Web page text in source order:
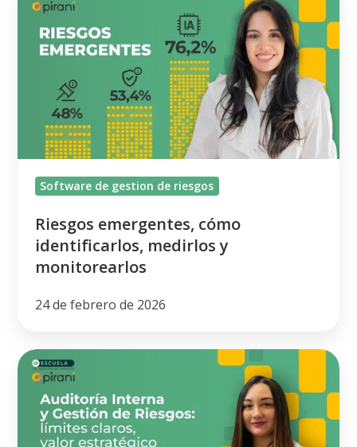
emergentes,
cómo
identificarlos,
medirlos
monitorearlos
Software de gestion de riesgos
Riesgos emergentes, cómo
identificarlos, medirlos y
monitorearlos
24 de febrero de 2026
Auditoría
interna
gestión